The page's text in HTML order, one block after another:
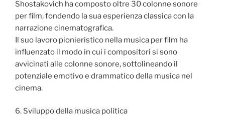
Shostakovich ha composto oltre 30 colonne sonore
per film, fondendo la sua esperienza classica con la
narrazione cinematografica.
Il suo lavoro pionieristico nella musica per film ha
influenzato il modo in cui i compositori si sono
avvicinati alle colonne sonore, sottolineando il
potenziale emotivo e drammatico della musica nel
cinema.
6. Sviluppo della musica politica